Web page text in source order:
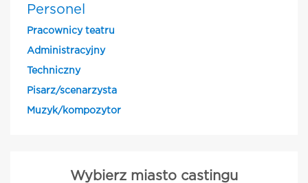
Personel
Pracownicy teatru
Administracyjny
Techniczny
Pisarz/scenarzysta
Muzyk/kompozytor
Wybierz miasto castingu